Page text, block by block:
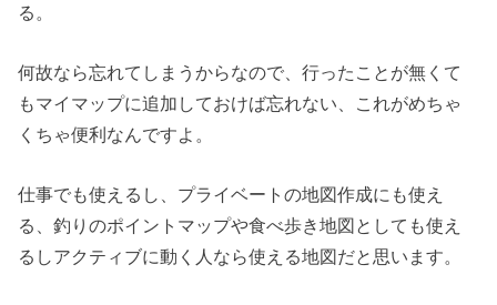
る。
何故なら忘れてしまうからなので、行ったことが無くて
もマイマップに追加しておけば忘れない、これがめちゃ
くちゃ便利なんですよ。
仕事でも使えるし、プライベートの地図作成にも使え
る、釣りのポイントマップや食べ歩き地図としても使え
るしアクティブに動く人なら使える地図だと思います。